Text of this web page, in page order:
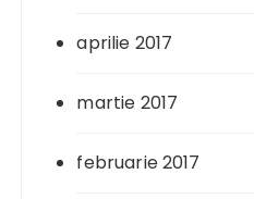
aprilie 2017
martie 2017
februarie 2017